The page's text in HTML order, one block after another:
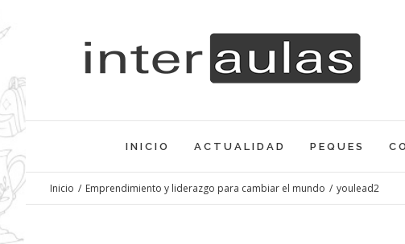
al
INICIO ACTUALIDAD PEQUES
Inicio / Emprendimiento y liderazgo para cambiar el mundo / youlead2